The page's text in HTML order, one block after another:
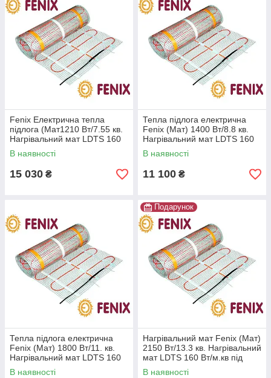
Fenix Електрична тепла
підлога (Мат1210 Вт/7.55 кв.
Нагрівальний мат LDTS 160
Вт/м.кв під плитку
В наявності
15 030 ₴
Тепла підлога електрична
Fenix (Мат) 1400 Вт/8.8 кв.
Нагрівальний мат LDTS 160
Вт/м.кв під плитку
В наявності
11 100 ₴
Тепла підлога електрична
Fenix (Мат) 1800 Вт/11. кв.
Нагрівальний мат LDTS 160
Вт/м.кв під плитку
В наявності
Подарунок
Нагрівальний мат Fenix (Мат)
2150 Вт/13.3 кв. Нагрівальний
мат LDTS 160 Вт/м.кв під
плитку
В наявності